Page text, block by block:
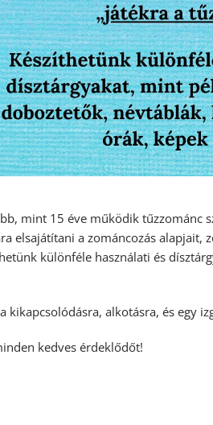
mint 15 éve működik tűzzománc
elsajátítani a zománcozás alapjait,
különféle használati és
alkotásra, és egy
kedves érdeklődőt!